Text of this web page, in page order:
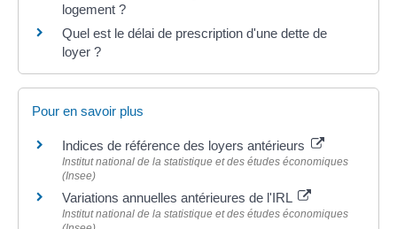
logement ?
Quel est le délai de prescription d'une dette de
loyer ?
Pour en savoir plus
Indices de référence des loyers antérieurs
Institut national de la statistique et des études économiques
(Insee)
Variations annuelles antérieures de l'IRL
Institut national de la statistique et des études économiques